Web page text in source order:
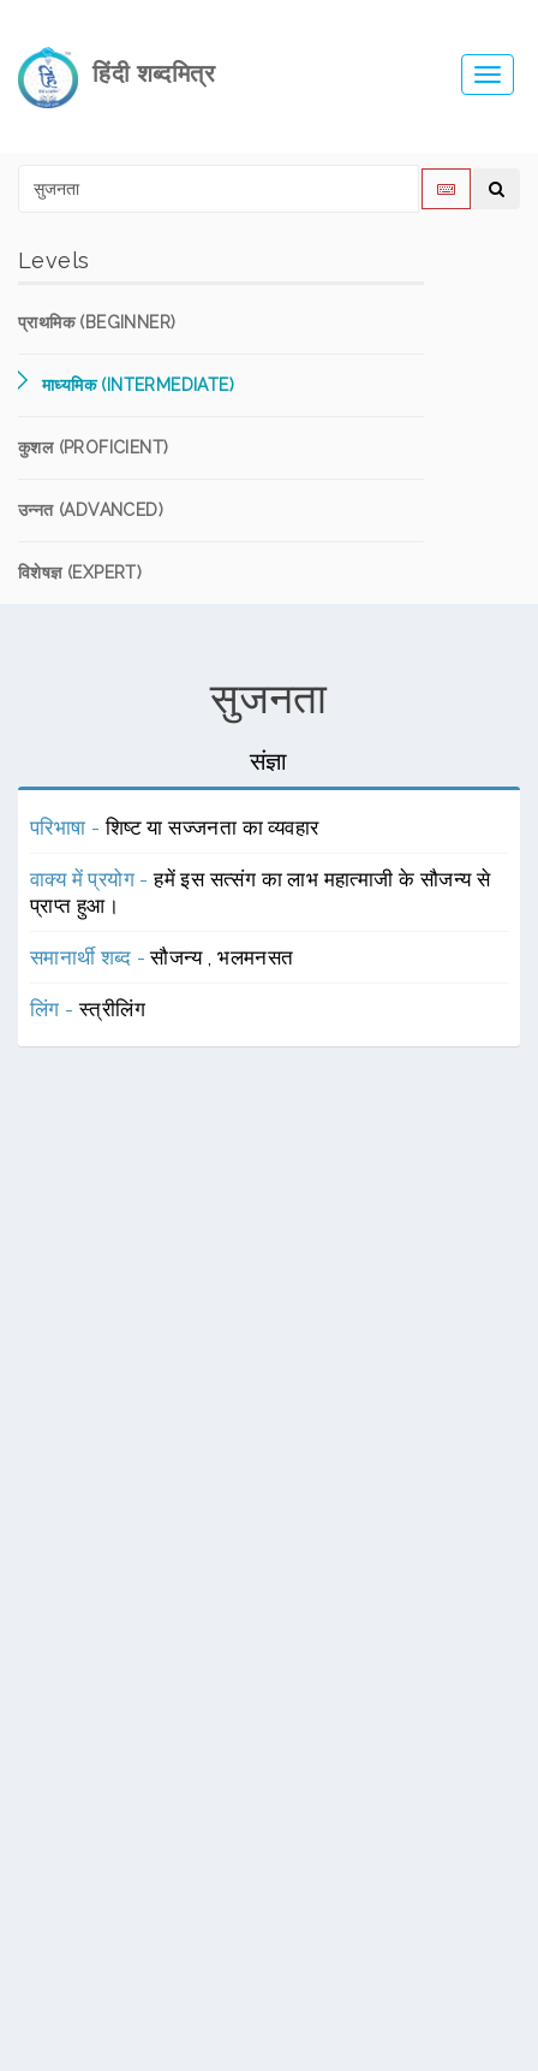
हिंदी शब्दमित्र
Levels
प्राथमिक (BEGINNER)
माध्यमिक (INTERMEDIATE)
कुशल (PROFICIENT)
उन्नत (ADVANCED)
विशेषज्ञ (EXPERT)
सुजनता
संज्ञा
परिभाषा -शिष्ट या सज्जनता का व्यवहार
वाक्य में प्रयोग -हमें इस सत्संग का लाभ महात्माजी के सौजन्य से
प्राप्त हुआ।
समानार्थी शब्द -सौजन्य ,भलमनसत
लिंग -स्त्रीलिंग